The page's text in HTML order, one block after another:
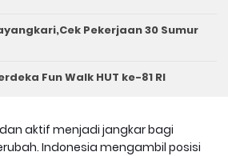
Pekerjaan 30 Sumur
Fun Walk HUT ke-81 RI
aktif menjadi jangkar bagi
Indonesia mengambil posisi